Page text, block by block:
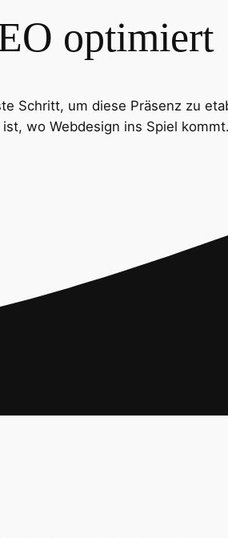
optimiert
Schritt, um diese Präsenz zu
wo Webdesign ins Spiel